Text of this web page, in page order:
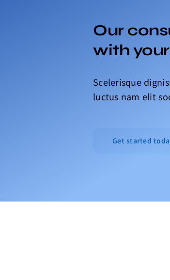
Our
with
Scelerisque
luctus nam elit
Get started